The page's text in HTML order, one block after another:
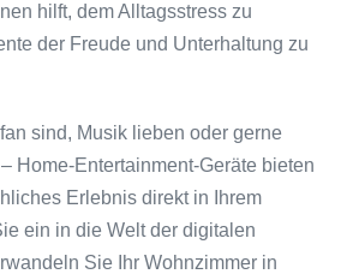
hilft, dem Alltagsstress zu
der Freude und Unterhaltung zu
sind, Musik lieben oder gerne
Home-Entertainment-Geräte bieten
Erlebnis direkt in Ihrem
ein in die Welt der digitalen
Sie Ihr Wohnzimmer in